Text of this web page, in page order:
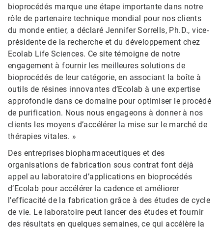
bioprocédés marque une étape importante dans notre
rôle de partenaire technique mondial pour nos clients
du monde entier, a déclaré Jennifer Sorrells, Ph.D., vice-
présidente de la recherche et du développement chez
Ecolab Life Sciences. Ce site témoigne de notre
engagement à fournir les meilleures solutions de
bioprocédés de leur catégorie, en associant la boîte à
outils de résines innovantes d’Ecolab à une expertise
approfondie dans ce domaine pour optimiser le procédé
de purification. Nous nous engageons à donner à nos
clients les moyens d’accélérer la mise sur le marché de
thérapies vitales. »
Des entreprises biopharmaceutiques et des
organisations de fabrication sous contrat font déjà
appel au laboratoire d’applications en bioprocédés
d’Ecolab pour accélérer la cadence et améliorer
l’efficacité de la fabrication grâce à des études de cycle
de vie. Le laboratoire peut lancer des études et fournir
des résultats en quelques semaines, ce qui accélère la